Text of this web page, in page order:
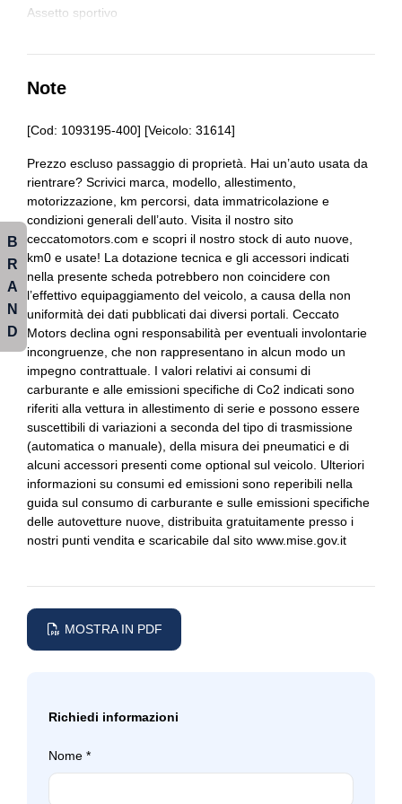
Cromature esterne
Dpf / fap filtro anti particolato
Illuminazione abitacolo
Interni personalizzazione colori
Kit estetico
Lettore cd
Pacchetto
Pacchetto sicurezza
Pneumatici runflat
Portabicchiere
Regolatore di velocità - cruise control
Retrovisore interno anabbagliante
Selettore stile di guida
Servizio infotraffico
Sistema di protezione urto pedoni
Assetto sportivo
Cambio automatico a 9 marce
Climatizzatore automatico
Console centrale multifunzione
Copertura vano bagagli
Cromature esterne
Cromature interne
Dpf / fap
Eco drive
Esterni amg line
Fari a led
Illuminazione abitacolo
Impianto di depurazione dei gas di scarico diesel
Keyless system
Mirror package
Note
[Cod: 1093195-400] [Veicolo: 31614]
Prezzo escluso passaggio di proprietà. Hai un’auto usata da
rientrare? Scrivici marca, modello, allestimento,
motorizzazione, km percorsi, data immatricolazione e
condizioni generali dell’auto. Visita il nostro sito
ceccatomotors.com e scopri il nostro stock di auto nuove,
km0 e usate! La dotazione tecnica e gli accessori indicati
nella presente scheda potrebbero non coincidere con
l’effettivo equipaggiamento del veicolo, a causa della non
uniformità dei dati pubblicati dai diversi portali. Ceccato
Motors declina ogni responsabilità per eventuali involontarie
incongruenze, che non rappresentano in alcun modo un
impegno contrattuale. I valori relativi ai consumi di
carburante e alle emissioni specifiche di Co2 indicati sono
riferiti alla vettura in allestimento di serie e possono essere
suscettibili di variazioni a seconda del tipo di trasmissione
(automatica o manuale), della misura dei pneumatici e di
alcuni accessori presenti come optional sul veicolo. Ulteriori
informazioni su consumi ed emissioni sono reperibili nella
guida sul consumo di carburante e sulle emissioni specifiche
delle autovetture nuove, distribuita gratuitamente presso i
nostri punti vendita e scaricabile dal sito www.mise.gov.it
MOSTRA IN PDF
Richiedi informazioni
Nome *
B
R
A
N
D